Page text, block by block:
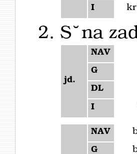
I
S ̆ na
jd.
NAV
G
DL
I
NAV
G